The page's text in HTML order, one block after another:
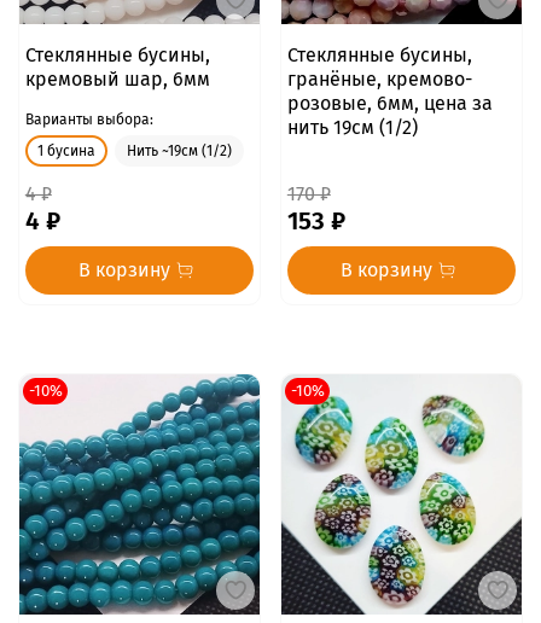
Стеклянные бусины,
кремовый шар, 6мм
Варианты выбора:
1 бусина
Нить ~19см (1/2)
4 ₽
4 ₽
В корзину
Стеклянные бусины,
гранёные, кремово-
розовые, 6мм, цена за
нить 19см (1/2)
170 ₽
153 ₽
В корзину
-10% -10%